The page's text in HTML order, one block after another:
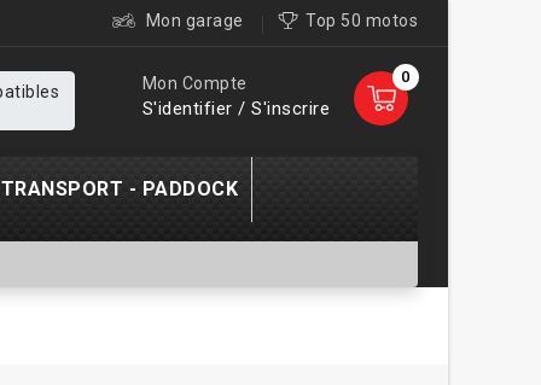
Mon garage Top 50 motos
0
Mon Compte
S'identifier / S'inscrire
TRANSPORT - PADDOCK